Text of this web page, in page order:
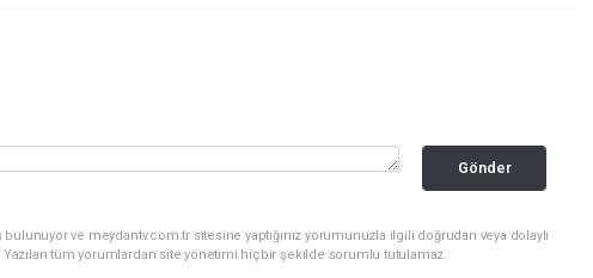
Gönder
ve meydantv.com.tr sitesine yaptığınız yorumunuzla ilgili doğrudan veya dolaylı
tüm yorumlardan site yönetimi hiçbir şekilde sorumlu tutulamaz.